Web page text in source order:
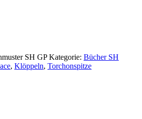
SH GP Kategorie: Bücher SH
, Klöppeln, Torchonspitze